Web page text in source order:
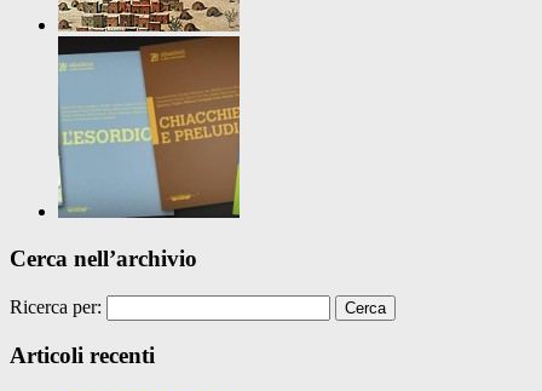
Cerca nell’archivio
Ricerca per:
Articoli recenti